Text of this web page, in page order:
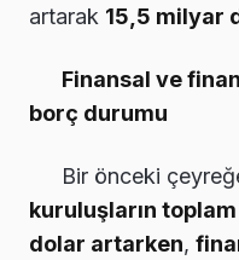
artarak 15,5 milyar
Finansal ve
borç durumu
Bir önceki
kuruluşların
dolar artarken,